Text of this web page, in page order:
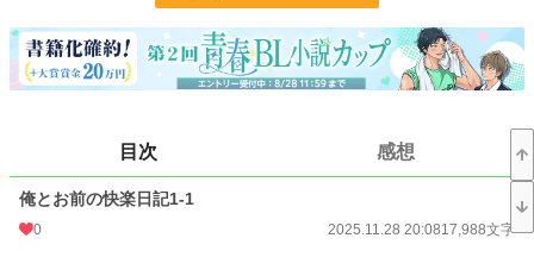
性に奔放なようでいて実はウブな配信者と、上品な見た目に反して恋には肉食な
貴族の少年が繰り広げる、異文化交流ラブコメディ。
体から始まる関係も、アリ……かも？
【おすすめポイント】
✓配信者×熱狂的ファン
✓オフィス（自宅）ラブ
✓天然たらしなワンコ系受け
目次 感想
俺とお前の快楽日記1-1
0 2025.11.28 20:0817,988文字